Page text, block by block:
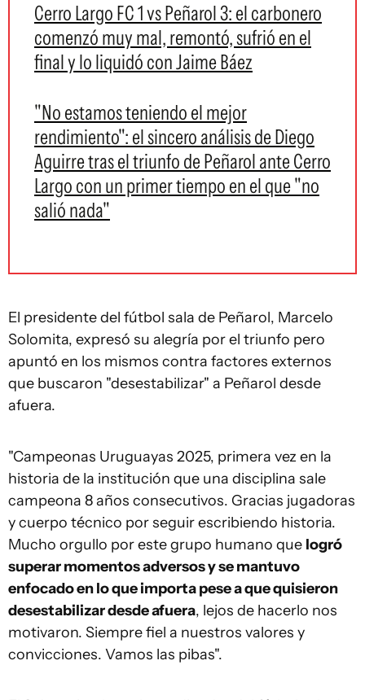
Cerro Largo FC 1 vs Peñarol 3: el carbonero
comenzó muy mal, remontó, sufrió en el
final y lo liquidó con Jaime Báez
"No estamos teniendo el mejor
rendimiento": el sincero análisis de Diego
Aguirre tras el triunfo de Peñarol ante Cerro
Largo con un primer tiempo en el que "no
salió nada"
El presidente del fútbol sala de Peñarol, Marcelo
Solomita, expresó su alegría por el triunfo pero
apuntó en los mismos contra factores externos
que buscaron "desestabilizar" a Peñarol desde
afuera.
"Campeonas Uruguayas 2025, primera vez en la
historia de la institución que una disciplina sale
campeona 8 años consecutivos. Gracias jugadoras
y cuerpo técnico por seguir escribiendo historia.
Mucho orgullo por este grupo humano que logró
superar momentos adversos y se mantuvo
enfocado en lo que importa pese a que quisieron
desestabilizar desde afuera, lejos de hacerlo nos
motivaron. Siempre fiel a nuestros valores y
convicciones. Vamos las pibas".